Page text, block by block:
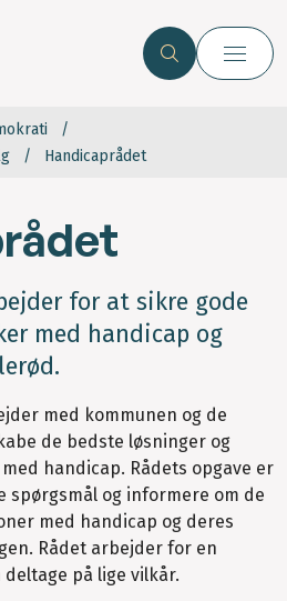
Handicaprådet
for at sikre gode
med handicap og
med kommunen og de
de bedste løsninger og
handicap. Rådets opgave er
spørgsmål og informere om de
med handicap og deres
Rådet arbejder for en
på lige vilkår.